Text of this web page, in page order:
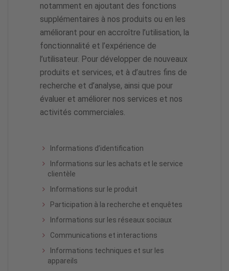
notamment en ajoutant des fonctions
supplémentaires à nos produits ou en les
améliorant pour en accroître l’utilisation, la
fonctionnalité et l’expérience de
l’utilisateur. Pour développer de nouveaux
produits et services, et à d’autres fins de
recherche et d’analyse, ainsi que pour
évaluer et améliorer nos services et nos
activités commerciales.
Informations d’identification
Informations sur les achats et le service
clientèle
Informations sur le produit
Participation à la recherche et enquêtes
Informations sur les réseaux sociaux
Communications et interactions
Informations techniques et sur les
appareils